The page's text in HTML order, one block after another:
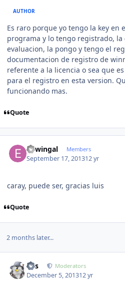
AUTHOR
Es raro porque yo tengo la key en
programa y lo tengo registrado,
evaluacion, la pongo y tengo el
documentacion de registro de
referente a la licencia o sea que
para el registro en esta version.
funcionando mas.
Quote
edwingal Members
September 17, 201312 yr
caray, puede ser, gracias luis
Quote
2 months later...
luis Moderators
December 5, 201312 yr